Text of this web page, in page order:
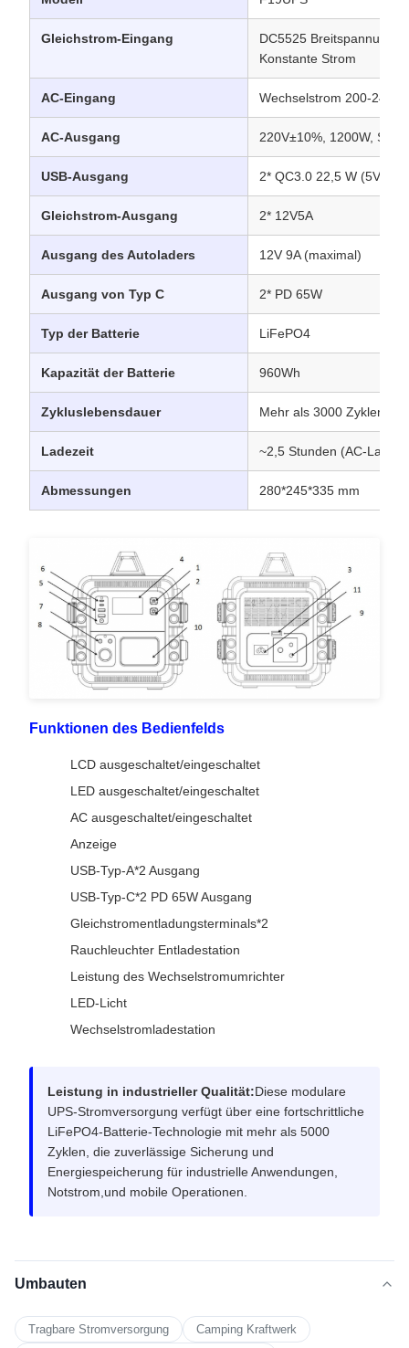
Gleichstrom-Eingang
DC5525 Breitspannung
Konstante Strom
AC-Eingang Wechselstrom 200-
AC-Ausgang 220V±10%, 1200W,
USB-Ausgang 2* QC3.0 22,5 W (5V3A/
Gleichstrom-Ausgang 2* 12V5A
Ausgang des Autoladers 12V 9A (maximal)
Ausgang von Typ C 2* PD 65W
Typ der Batterie LiFePO4
Kapazität der Batterie 960Wh
Zykluslebensdauer Mehr als 3000 Zyklen
Ladezeit ~2,5 Stunden (AC-
Abmessungen 280*245*335 mm
Funktionen des Bedienfelds
LCD ausgeschaltet/eingeschaltet
LED ausgeschaltet/eingeschaltet
AC ausgeschaltet/eingeschaltet
Anzeige
USB-Typ-A*2 Ausgang
USB-Typ-C*2 PD 65W Ausgang
Gleichstromentladungsterminals*2
Rauchleuchter Entladestation
Leistung des Wechselstromumrichter
LED-Licht
Wechselstromladestation
Leistung in industrieller Qualität:Diese modulare
UPS-Stromversorgung verfügt über eine fortschrittliche
LiFePO4-Batterie-Technologie mit mehr als 5000
Zyklen, die zuverlässige Sicherung und
Energiespeicherung für industrielle Anwendungen,
Notstrom,und mobile Operationen.
Umbauten
Tragbare Stromversorgung
Camping Kraftwerk